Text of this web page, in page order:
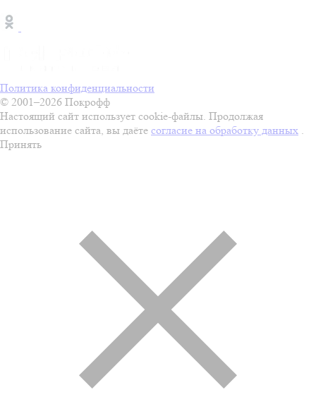
Политика конфиденциальности
© 2001–2026 Покрофф
Настоящий сайт использует cookie-файлы. Продолжая
использование сайта, вы даёте согласие на обработку данных .
Принять